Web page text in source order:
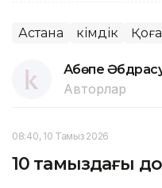
Астана Әкімдік
Ақбөпе
Авторлар
08:40, 10 Тамыз 2026
10 тамыздағы